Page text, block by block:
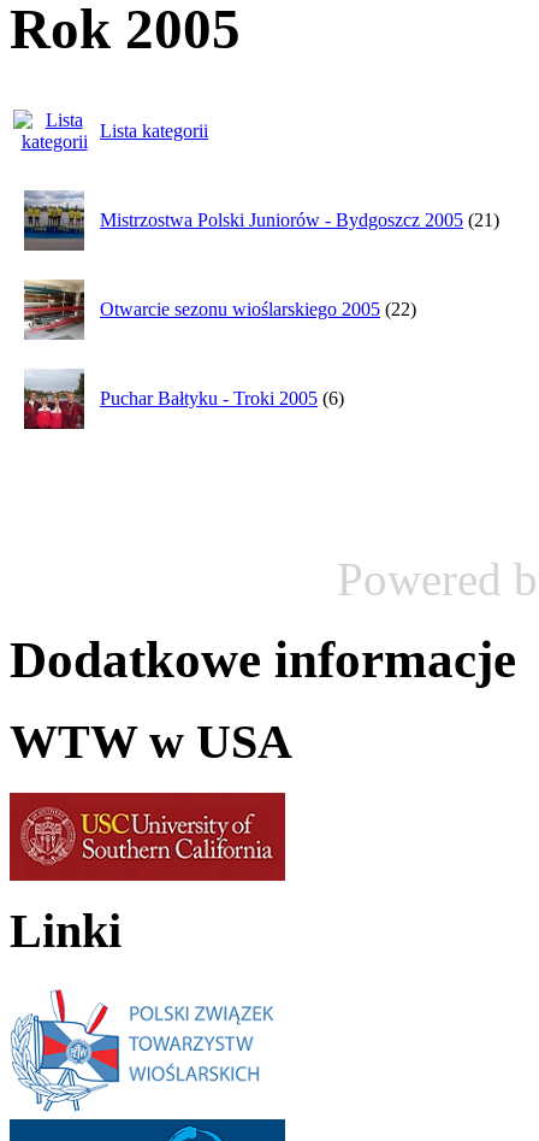
Rok 2005
Lista kategorii
Mistrzostwa Polski Juniorów - Bydgoszcz 2005 (21)
Otwarcie sezonu wioślarskiego 2005 (22)
Puchar Bałtyku - Troki 2005 (6)
Powered
Dodatkowe informacje
WTW w USA
Linki